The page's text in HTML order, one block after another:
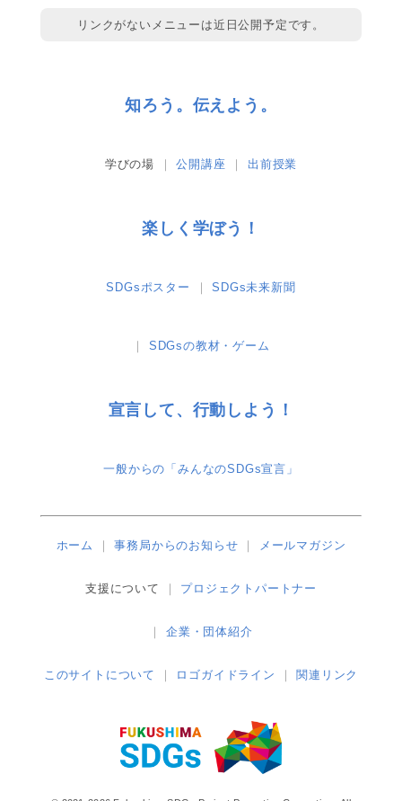
リンクがないメニューは近日公開予定です。
知ろう。伝えよう。
学びの場 公開講座 出前授業
楽しく学ぼう！
SDGsポスター SDGs未来新聞
SDGsの教材・ゲーム
宣言して、行動しよう！
一般からの「みんなのSDGs宣言」
ホーム 事務局からのお知らせ メールマガジン
支援について プロジェクトパートナー
企業・団体紹介
このサイトについて ロゴガイドライン 関連リンク